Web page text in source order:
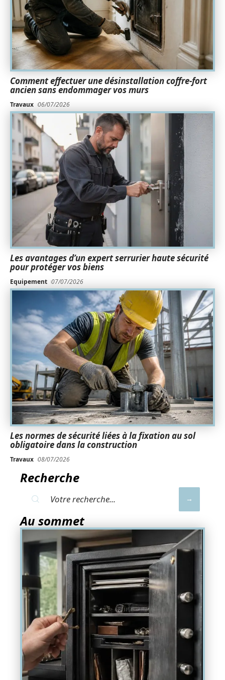
Comment effectuer une désinstallation coffre-fort
ancien sans endommager vos murs
Travaux 06/07/2026
Les avantages d’un expert serrurier haute sécurité
pour protéger vos biens
Equipement 07/07/2026
Les normes de sécurité liées à la fixation au sol
obligatoire dans la construction
Travaux 08/07/2026
Recherche
Au sommet